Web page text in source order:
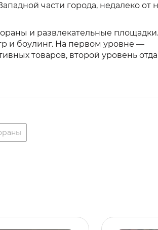
части города, недалеко от
и развлекательные
и боулинг. На первом уровне —
товаров, второй уровень